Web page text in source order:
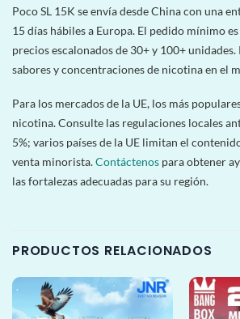
Poco SL 15K se envía desde China con una
15 días hábiles a Europa. El pedido mínimo
precios escalonados de 30+ y 100+ unidades.
sabores y concentraciones de nicotina en el
Para los mercados de la UE, los más
nicotina. Consulte las regulaciones locales
5%; varios países de la UE limitan el
venta minorista.Contáctenos para obtener
las fortalezas adecuadas para su región.
PRODUCTOS RELACIONADOS